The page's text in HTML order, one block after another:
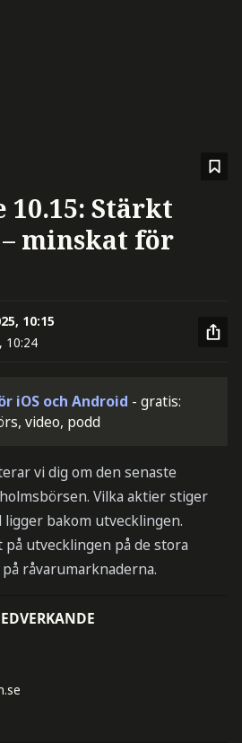
10.15: Stärkt
minskat för
10:15
10:24
iOS och Android - gratis:
video, podd
vi dig om den senaste
Vilka aktier stiger
ligger bakom utvecklingen.
utvecklingen på de stora
råvarumarknaderna.